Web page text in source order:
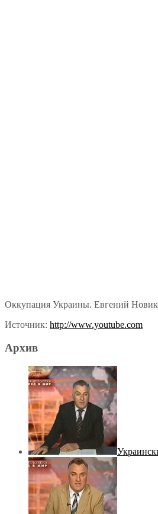
Оккупация Украины. Евгений
Источник: http://www.youtube.com
Архив